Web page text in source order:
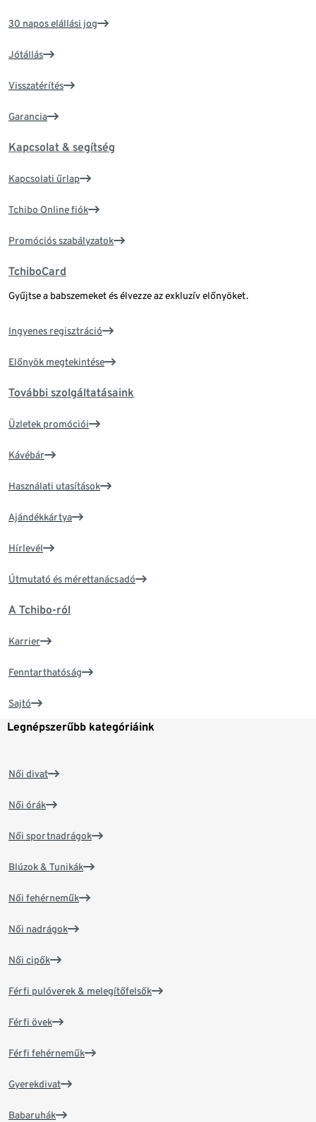
30 napos elállási jog
Jótállás
Visszatérítés
Garancia
Kapcsolat & segítség
Kapcsolati űrlap
Tchibo Online fiók
Promóciós szabályzatok
TchiboCard
Gyűjtse a babszemeket és élvezze az exkluzív előnyöket.
Ingyenes regisztráció
Előnyök megtekintése
További szolgáltatásaink
Üzletek promóciói
Kávébár
Használati utasítások
Ajándékkártya
Hírlevél
Útmutató és mérettanácsadó
A Tchibo-ról
Karrier
Fenntarthatóság
Sajtó
Legnépszerűbb kategóriáink
Női divat
Női órák
Női sportnadrágok
Blúzok & Tunikák
Női fehérneműk
Női nadrágok
Női cipők
Férfi pulóverek & melegítőfelsők
Férfi övek
Férfi fehérneműk
Gyerekdivat
Babaruhák